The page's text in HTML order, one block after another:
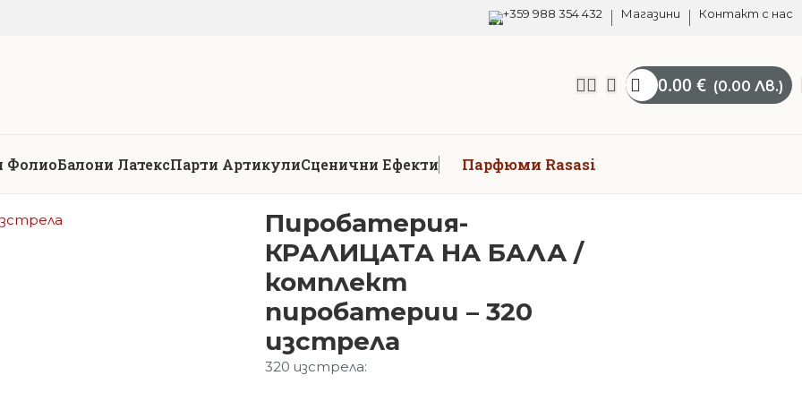
+359 988 354 432 Магазини Контакт с нас
0.00 € (0.00 Лв.)
ФолиоБалони ЛатексПарти АртикулиСценични Ефекти Парфюми Rasasi
Пиробатерия-
КРАЛИЦАТА НА БАЛА /
комплект
пиробатерии – 320
изстрела
320 изстрела: